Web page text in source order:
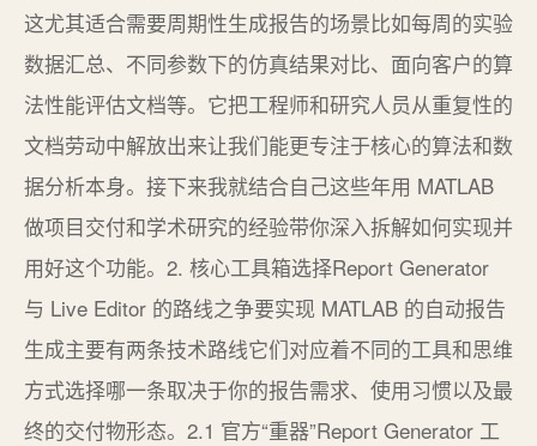
这尤其适合需要周期性生成报告的场景比如每周的实验
数据汇总、不同参数下的仿真结果对比、面向客户的算
法性能评估文档等。它把工程师和研究人员从重复性的
文档劳动中解放出来让我们能更专注于核心的算法和数
据分析本身。接下来我就结合自己这些年用 MATLAB
做项目交付和学术研究的经验带你深入拆解如何实现并
用好这个功能。2. 核心工具箱选择Report Generator
与 Live Editor 的路线之争要实现 MATLAB 的自动报告
生成主要有两条技术路线它们对应着不同的工具和思维
方式选择哪一条取决于你的报告需求、使用习惯以及最
终的交付物形态。2.1 官方“重器”Report Generator 工